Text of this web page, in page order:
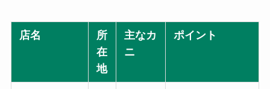
店名
所
在
地
主なカ
ニ
ポイント